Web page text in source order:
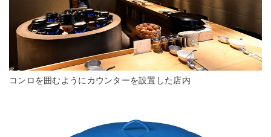
コンロを囲むようにカウンターを設置した店内